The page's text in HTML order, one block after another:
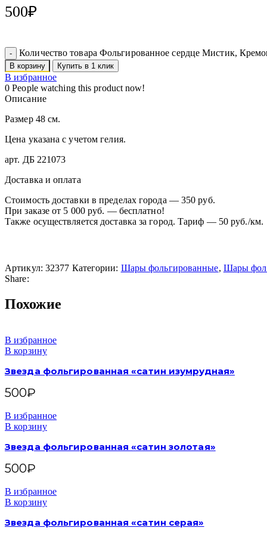
500₽
Количество товара Фольгированное сердце Мистик,
В корзину Купить в 1 клик
В избранное
0 People watching this product now!
Описание
Размер 48 см.
Цена указана с учетом гелия.
арт. ДБ 221073
Доставка и оплата
Стоимость доставки в пределах города — 350 руб.
При заказе от 5 000 руб. — бесплатно!
Также осуществляется доставка за город. Тариф — 50 руб./км.
Артикул: 32377 Категории: Шары фольгированные, Шары
Share:
Похожие
В избранное
В корзину
Звезда фольгированная «сатин изумрудная»
500₽
В избранное
В корзину
Звезда фольгированная «сатин золотая»
500₽
В избранное
В корзину
Звезда фольгированная «сатин серая»